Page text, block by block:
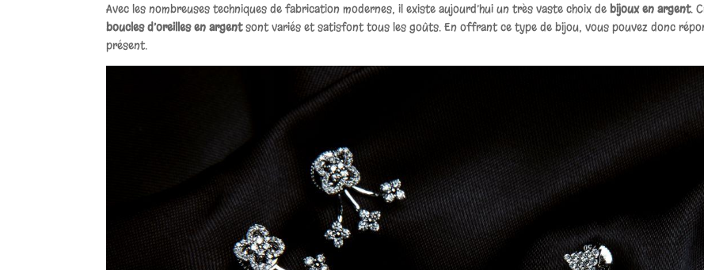
Avec les nombreuses techniques de fabrication modernes, il existe aujourd’hui un très vaste choix debijoux en argent.
boucles d’oreilles en argentsont variés et satisfont tous les goûts. En offrant ce type de bijou, vous pouvez donc
présent.